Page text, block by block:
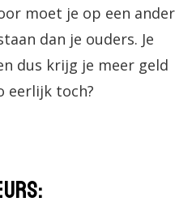
moet je op een ander
dan je ouders. Je
dus krijg je meer geld
eerlijk toch?